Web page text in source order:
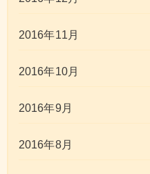
2016年11月
2016年10月
2016年9月
2016年8月